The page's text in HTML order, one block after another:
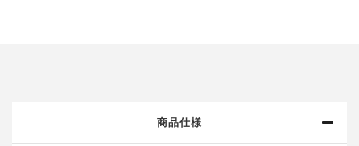
商品仕様